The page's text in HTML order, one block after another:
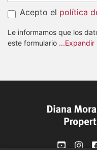
Acepto el política
Le informamos que los
este formulario ...Expandir